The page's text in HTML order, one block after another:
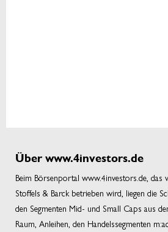
Über www.4investors.de
Beim Börsenportal www.4investors.de, das
Stoffels & Barck betrieben wird, liegen die
den Segmenten Mid- und Small Caps aus
Raum, Anleihen, den Handelssegmenten